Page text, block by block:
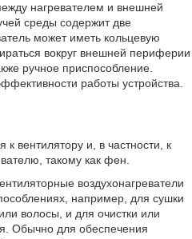
нагревателем и внешней
среды содержит две
может иметь кольцевую
вокруг внешней периферии
ручное приспособление.
работы устройства.
к вентилятору и, в частности, к
такому как фен.
воздухонагреватели
например, для сушки
волосы, и для очистки или
Обычно для обеспечения